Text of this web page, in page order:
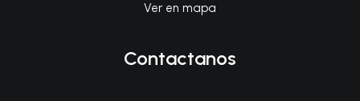
Ver en mapa
Contactanos